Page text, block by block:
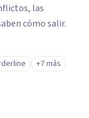
las
cómo salir.
+7 más